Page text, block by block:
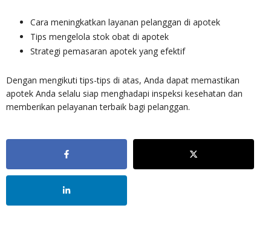
Cara meningkatkan layanan pelanggan di apotek
Tips mengelola stok obat di apotek
Strategi pemasaran apotek yang efektif
Dengan mengikuti tips-tips di atas, Anda dapat memastikan
apotek Anda selalu siap menghadapi inspeksi kesehatan dan
memberikan pelayanan terbaik bagi pelanggan.